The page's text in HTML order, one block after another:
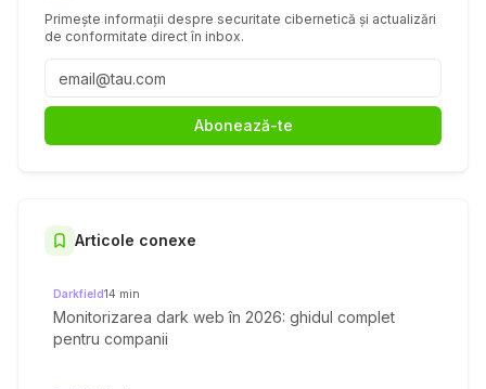
Primește informații despre securitate cibernetică și actualizări
de conformitate direct în inbox.
Abonează-te
Articole conexe
Darkfield14 min
Monitorizarea dark web în 2026: ghidul complet
pentru companii